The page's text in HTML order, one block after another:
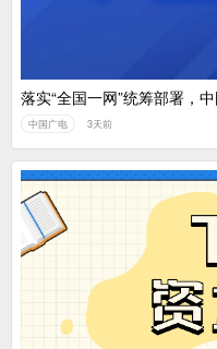
落实“全国一网”统筹部署，
中国广电 3天前